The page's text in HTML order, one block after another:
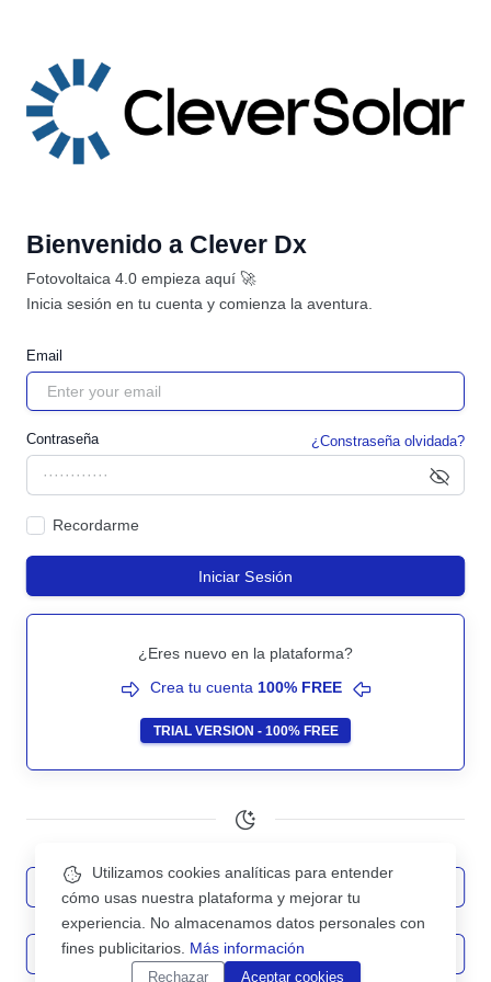
Bienvenido a Clever Dx
Fotovoltaica 4.0 empieza aquí 🚀
Inicia sesión en tu cuenta y comienza la aventura.
Email
Contraseña ¿Constraseña olvidada?
Recordarme
Iniciar Sesión
¿Eres nuevo en la plataforma?
Crea tu cuenta 100% FREE
TRIAL VERSION - 100% FREE
Español
Utilizamos cookies analíticas para entender
cómo usas nuestra plataforma y mejorar tu
experiencia. No almacenamos datos personales con
fines publicitarios. Más información
Rechazar Aceptar cookies